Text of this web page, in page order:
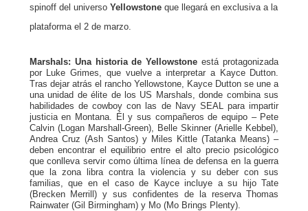
spinoff del universo Yellowstone que llegará en exclusiva a la
plataforma el 2 de marzo.
Marshals: Una historia de Yellowstoneestá protagonizada
por Luke Grimes, que vuelve a interpretar a Kayce Dutton.
Tras dejar atrás el rancho Yellowstone, Kayce Dutton se une a
una unidad de élite de los US Marshals, donde combina sus
habilidades de cowboy con las de Navy SEAL para impartir
justicia en Montana. Él y sus compañeros de equipo – Pete
Calvin (Logan Marshall-Green), Belle Skinner (Arielle Kebbel),
Andrea Cruz (Ash Santos) y Miles Kittle (Tatanka Means) –
deben encontrar el equilibrio entre el alto precio psicológico
que conlleva servir como última línea de defensa en la guerra
que la zona libra contra la violencia y su deber con sus
familias, que en el caso de Kayce incluye a su hijo Tate
(Brecken Merrill) y sus confidentes de la reserva Thomas
Rainwater (Gil Birmingham) y Mo (Mo Brings Plenty).